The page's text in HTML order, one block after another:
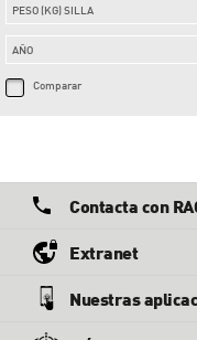
PESO (KG) SILLA
AÑO
Comparar
Contacta con
Extranet
Nuestras